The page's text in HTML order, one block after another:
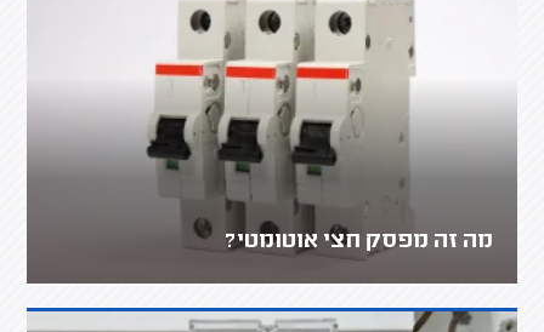
מה זה מפסק חצי אוטומטי?